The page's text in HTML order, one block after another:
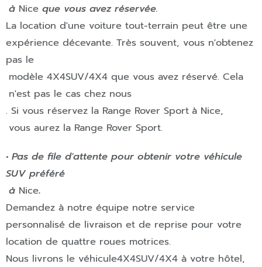
à Nice que vous avez réservée.
La location d'une voiture tout-terrain peut être une
expérience décevante. Très souvent, vous n'obtenez
pas le
modèle 4X4SUV/4X4 que vous avez réservé. Cela
n'est pas le cas chez nous
. Si vous réservez la Range Rover Sport à Nice,
vous aurez la Range Rover Sport.
• Pas de file d'attente pour obtenir votre véhicule
SUV préféré
à Nice.
Demandez à notre équipe notre service
personnalisé de livraison et de reprise pour votre
location de quattre roues motrices.
Nous livrons le véhicule4X4SUV/4X4 à votre hôtel,